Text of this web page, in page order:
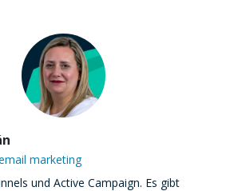
marketing
und Active Campaign. Es gibt